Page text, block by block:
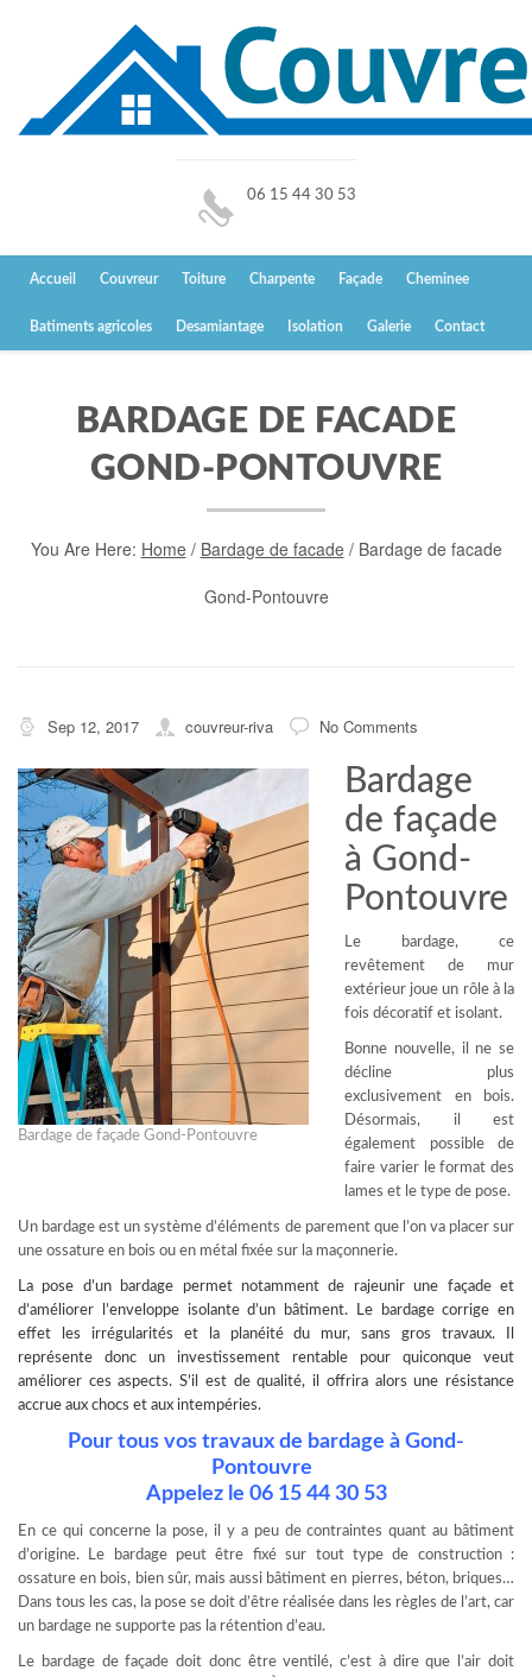
06 15 44 30 53
Accueil Couvreur Toiture Charpente Façade Cheminee
Batiments agricoles Desamiantage Isolation Galerie Contact
BARDAGE DE FACADE
GOND-PONTOUVRE
You Are Here: Home/ Bardage de facade/ Bardage de facade
Gond-Pontouvre
Sep 12, 2017 couvreur-riva No Comments
Bardage de façade Gond-Pontouvre
Bardage
de façade
à Gond-
Pontouvre
Le bardage, ce
revêtement de mur
extérieur joue un rôle à la
fois décoratif et isolant.
Bonne nouvelle, il ne se
décline plus
exclusivement en bois.
Désormais, il est
également possible de
faire varier le format des
lames et le type de pose.
Un bardage est un système d’éléments de parement que l’on va placer sur
une ossature en bois ou en métal fixée sur la maçonnerie.
La pose d’un bardage permet notamment de rajeunir une façade et
d’améliorer l’enveloppe isolante d’un bâtiment. Le bardage corrige en
effet les irrégularités et la planéité du mur, sans gros travaux. Il
représente donc un investissement rentable pour quiconque veut
améliorer ces aspects. S’il est de qualité, il offrira alors une résistance
accrue aux chocs et aux intempéries.
Pour tous vos travaux de bardage à Gond-
Pontouvre
Appelez le 06 15 44 30 53
En ce qui concerne la pose, il y a peu de contraintes quant au bâtiment
d’origine. Le bardage peut être fixé sur tout type de construction :
ossature en bois, bien sûr, mais aussi bâtiment en pierres, béton, briques…
Dans tous les cas, la pose se doit d’être réalisée dans les règles de l’art, car
un bardage ne supporte pas la rétention d’eau.
Le bardage de façade doit donc être ventilé, c’est à dire que l’air doit